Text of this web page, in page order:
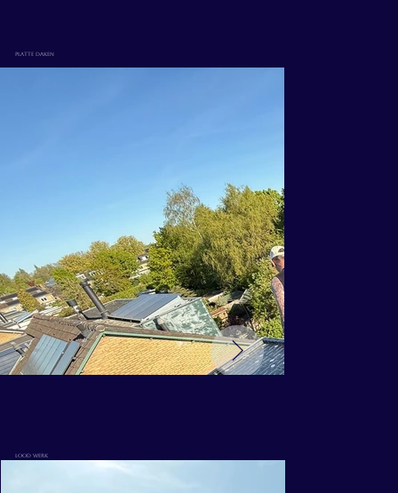
Platte daken
lood werk